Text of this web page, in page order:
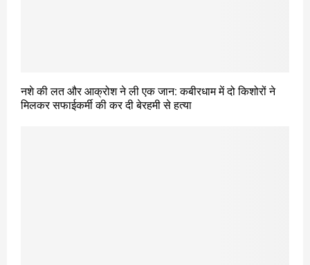
नशे की लत और आक्रोश ने ली एक जान: कबीरधाम में दो किशोरों ने
मिलकर सफाईकर्मी की कर दी बेरहमी से हत्या